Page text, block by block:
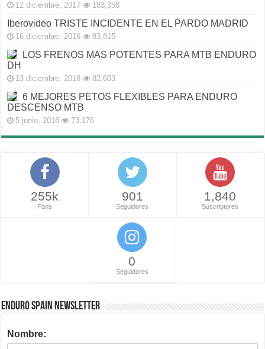
12 diciembre, 2017 183,358
Iberovideo TRISTE INCIDENTE EN EL PARDO MADRID
16 diciembre, 2016 83,815
LOS FRENOS MAS POTENTES PARA MTB ENDURO
DH
13 diciembre, 2018 82,603
6 MEJORES PETOS FLEXIBLES PARA ENDURO
DESCENSO MTB
5 junio, 2018 73,176
255k
Fans
901
Seguidores
1,840
Suscriptores
0
Seguidores
ENDURO SPAIN NEWSLETTER
Nombre: